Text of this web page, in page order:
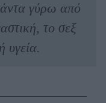
γύρω από
το σεξ
υγεία.